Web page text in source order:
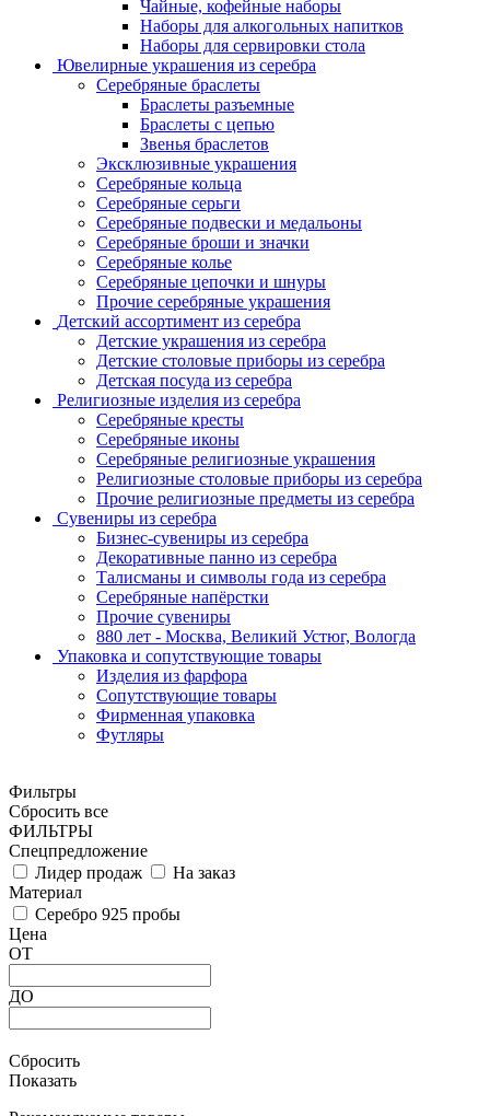
Чайные, кофейные наборы
Наборы для алкогольных напитков
Наборы для сервировки стола
Ювелирные украшения из серебра
Серебряные браслеты
Браслеты разъемные
Браслеты с цепью
Звенья браслетов
Эксклюзивные украшения
Серебряные кольца
Серебряные серьги
Серебряные подвески и медальоны
Серебряные броши и значки
Серебряные колье
Серебряные цепочки и шнуры
Прочие серебряные украшения
Детский ассортимент из серебра
Детские украшения из серебра
Детские столовые приборы из серебра
Детская посуда из серебра
Религиозные изделия из серебра
Серебряные кресты
Серебряные иконы
Серебряные религиозные украшения
Религиозные столовые приборы из серебра
Прочие религиозные предметы из серебра
Сувениры из серебра
Бизнес-сувениры из серебра
Декоративные панно из серебра
Талисманы и символы года из серебра
Серебряные напёрстки
Прочие сувениры
880 лет - Москва, Великий Устюг, Вологда
Упаковка и сопутствующие товары
Изделия из фарфора
Сопутствующие товары
Фирменная упаковка
Футляры
Фильтры
Сбросить все
ФИЛЬТРЫ
Спецпредложение
Лидер продаж
На заказ
Материал
Серебро 925 пробы
Цена
ОТ
ДО
Сбросить
Показать